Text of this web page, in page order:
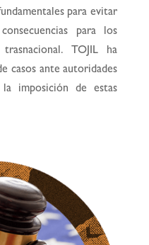
para evitar
para los
TOJIL ha
casos ante autoridades
imposición de estas